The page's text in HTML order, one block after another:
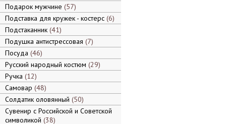
Подарок мужчине 57
Подставка для кружек - костерс 6
Подстаканник 41
Подушка антистрессовая 7
Посуда 46
Русский народный костюм 29
Ручка 12
Самовар 48
Солдатик оловянный 50
Сувенир с Российской и Советской
символикой 38